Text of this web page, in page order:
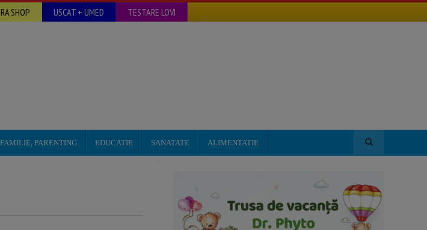
SHOP USCAT + UMED TESTARE LOVI
FAMILIE, PARENTING EDUCATIE SANATATE ALIMENTATIE